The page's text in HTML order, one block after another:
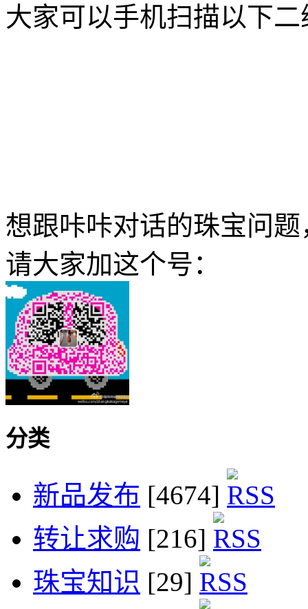
大家可以手机扫描以下
想跟咔咔对话的珠宝问题
请大家加这个号：
分类
新品发布 [4674]
转让求购 [216]
珠宝知识 [29]